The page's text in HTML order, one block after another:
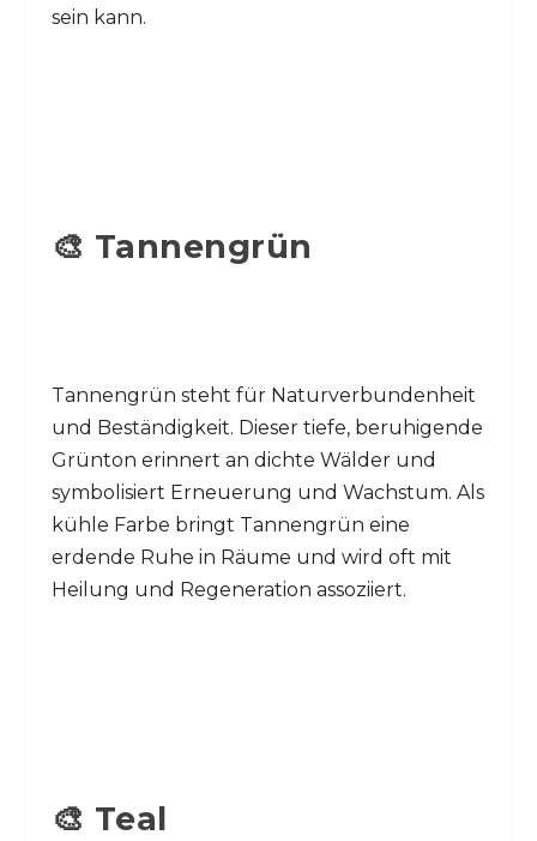
sein kann.
🎨 Tannengrün
Tannengrün steht für Naturverbundenheit
und Beständigkeit. Dieser tiefe, beruhigende
Grünton erinnert an dichte Wälder und
symbolisiert Erneuerung und Wachstum. Als
kühle Farbe bringt Tannengrün eine
erdende Ruhe in Räume und wird oft mit
Heilung und Regeneration assoziiert.
🎨 Teal